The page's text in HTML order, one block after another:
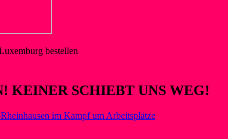
bestellen
KEINER SCHIEBT UNS WEG!
im Kampf um Arbeitsplätze